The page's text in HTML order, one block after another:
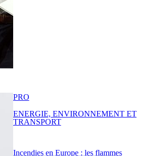
Incendies en Europe : les flammes
PRO
ENERGIE, ENVIRONNEMENT ET
TRANSPORT